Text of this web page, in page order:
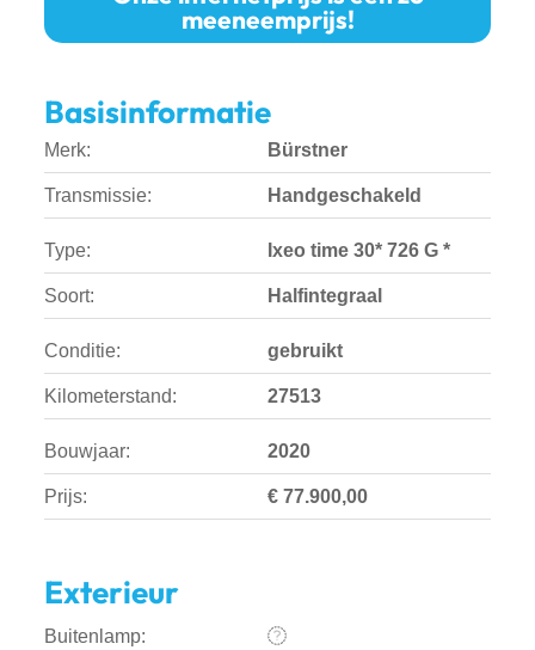
meeneemprijs!
Basisinformatie
Merk: Bürstner
Transmissie: Handgeschakeld
Type: Ixeo time 30* 726 G *
Soort: Halfintegraal
Conditie: gebruikt
Kilometerstand: 27513
Bouwjaar: 2020
Prijs: € 77.900,00
Exterieur
Buitenlamp: